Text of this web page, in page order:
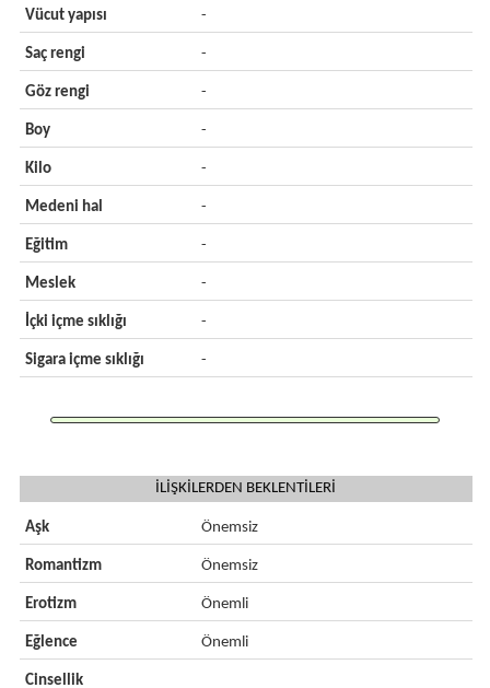
Vücut yapısı -
Saç rengi -
Göz rengi -
Boy -
Kilo -
Medeni hal -
Eğitim -
Meslek -
İçki içme sıklığı -
Sigara içme sıklığı -
İLİŞKİLERDEN BEKLENTİLERİ
Aşk Önemsiz
Romantizm Önemsiz
Erotizm Önemli
Eğlence Önemli
Cinsellik